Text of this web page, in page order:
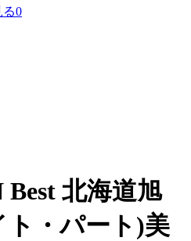
0
北海道旭
ト・パート)美